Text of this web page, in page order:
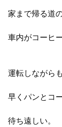
家まで帰る道
車内がコーヒ
運転しながらも
早くパンとコ
待ち遠しい。